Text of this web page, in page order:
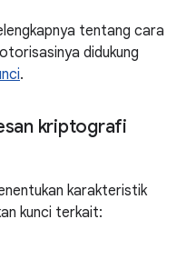
tentang cara
didukung
.
kriptografi
karakteristik
kunci terkait: